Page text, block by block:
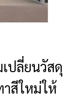
ปลี่ยนวัสดุ
สีใหม่ให้